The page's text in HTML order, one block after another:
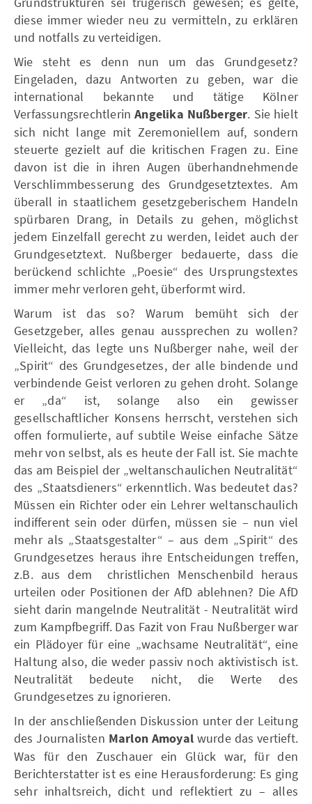
diese immer wieder neu zu vermitteln, zu erklären
und notfalls zu verteidigen.
Wie steht es denn nun um das Grundgesetz?
Eingeladen, dazu Antworten zu geben, war die
international bekannte und tätige Kölner
VerfassungsrechtlerinAngelika Nußberger. Sie hielt
sich nicht lange mit Zeremoniellem auf, sondern
steuerte gezielt auf die kritischen Fragen zu. Eine
davon ist die in ihren Augen überhandnehmende
Verschlimmbesserung des Grundgesetztextes. Am
überall in staatlichem gesetzgeberischem Handeln
spürbaren Drang, in Details zu gehen, möglichst
jedem Einzelfall gerecht zu werden, leidet auch der
Grundgesetztext. Nußberger bedauerte, dass die
berückend schlichte „Poesie“ des Ursprungstextes
immer mehr verloren geht, überformt wird.
Warum ist das so? Warum bemüht sich der
Gesetzgeber, alles genau aussprechen zu wollen?
Vielleicht, das legte uns Nußberger nahe, weil der
„Spirit“ des Grundgesetzes, der alle bindende und
verbindende Geist verloren zu gehen droht. Solange
er „da“ ist, solange also ein gewisser
gesellschaftlicher Konsens herrscht, verstehen sich
offen formulierte, auf subtile Weise einfache Sätze
mehr von selbst, als es heute der Fall ist. Sie machte
das am Beispiel der „weltanschaulichen Neutralität“
des „Staatsdieners“ erkenntlich. Was bedeutet das?
Müssen ein Richter oder ein Lehrer weltanschaulich
indifferent sein oder dürfen, müssen sie – nun viel
mehr als „Staatsgestalter“ – aus dem „Spirit“ des
Grundgesetzes heraus ihre Entscheidungen treffen,
z.B. aus dem christlichen Menschenbild heraus
urteilen oder Positionen der AfD ablehnen? Die AfD
sieht darin mangelnde Neutralität - Neutralität wird
zum Kampfbegriff. Das Fazit von Frau Nußberger war
ein Plädoyer für eine „wachsame Neutralität“, eine
Haltung also, die weder passiv noch aktivistisch ist.
Neutralität bedeute nicht, die Werte des
Grundgesetzes zu ignorieren.
In der anschließenden Diskussion unter der Leitung
des Journalisten Marlon Amoyal wurde das vertieft.
Was für den Zuschauer ein Glück war, für den
Berichterstatter ist es eine Herausforderung: Es ging
sehr inhaltsreich, dicht und reflektiert zu – alles